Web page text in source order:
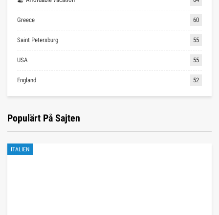
Greece 60
Saint Petersburg 55
USA 55
England 52
Populärt På Sajten
ITALIEN